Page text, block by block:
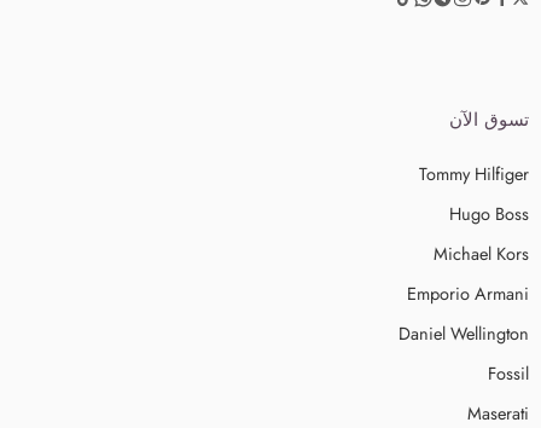
تسوق الآن
Tommy Hilfiger
Hugo Boss
Michael Kors
Emporio Armani
Daniel Wellington
Fossil
Maserati